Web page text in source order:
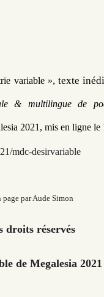
variable », texte
& multilingue de
2021 , mis en ligne le
mdc-desirvariable
page par Aude Simon
droits réservés
de Megalesia